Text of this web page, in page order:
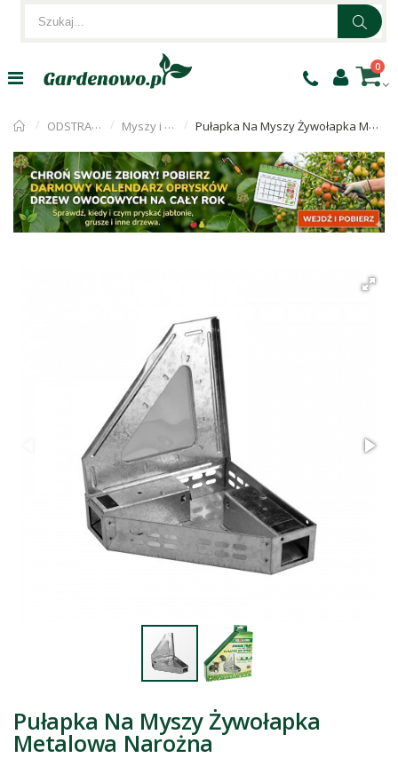
0
ODSTRASZACZE Myszy i szczury Pułapka Na Myszy Żywołapka Metalowa Narożna
Pułapka Na Myszy Żywołapka
Metalowa Narożna